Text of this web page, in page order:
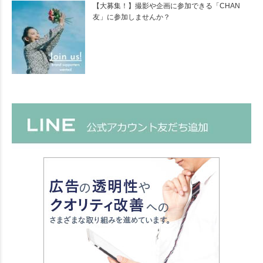
【大募集！】撮影や企画に参加できる「CHAN
友」に参加しませんか？